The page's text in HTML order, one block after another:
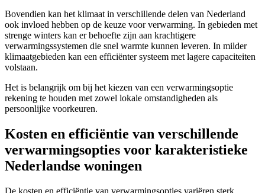
Bovendien kan het klimaat in verschillende delen van Nederland
ook invloed hebben op de keuze voor verwarming. In gebieden met
strenge winters kan er behoefte zijn aan krachtigere
verwarmingssystemen die snel warmte kunnen leveren. In milder
klimaatgebieden kan een efficiënter systeem met lagere capaciteiten
volstaan.
Het is belangrijk om bij het kiezen van een verwarmingsoptie
rekening te houden met zowel lokale omstandigheden als
persoonlijke voorkeuren.
Kosten en efficiëntie van verschillende
verwarmingsopties voor karakteristieke
Nederlandse woningen
De kosten en efficiëntie van verwarmingsopties variëren sterk